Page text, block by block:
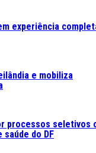
experiência
e mobiliza
processos seletivos
do DF